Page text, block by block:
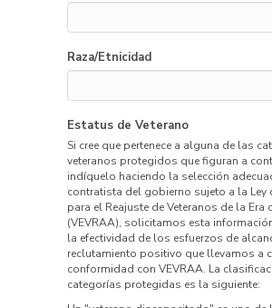
Raza/Etnicidad
Estatus de Veterano
Si cree que pertenece a alguna de las
veteranos protegidos que figuran a
indíquelo haciendo la selección
contratista del gobierno sujeto a la Ley
para el Reajuste de Veteranos de la Era
(VEVRAA), solicitamos esta
la efectividad de los esfuerzos de
reclutamiento positivo que llevamos a
conformidad con VEVRAA. La
categorías protegidas es la siguiente: